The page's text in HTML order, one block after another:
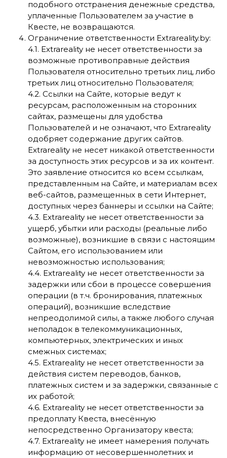
подобного отстранения денежные средства,
уплаченные Пользователем за участие в
Квесте, не возвращаются.
Ограничение ответственности Extrareality.by:
4.1. Extrareality не несет ответственности за
возможные противоправные действия
Пользователя относительно третьих лиц, либо
третьих лиц относительно Пользователя;
4.2. Ссылки на Сайте, которые ведут к
ресурсам, расположенным на сторонних
сайтах, размещены для удобства
Пользователей и не означают, что Extrareality
одобряет содержание других сайтов.
Extrareality не несет никакой ответственности
за доступность этих ресурсов и за их контент.
Это заявление относится ко всем ссылкам,
представленным на Сайте, и материалам всех
веб-сайтов, размещенных в сети Интернет,
доступных через баннеры и ссылки на Сайте;
4.3. Extrareality не несет ответственности за
ущерб, убытки или расходы (реальные либо
возможные), возникшие в связи с настоящим
Сайтом, его использованием или
невозможностью использования;
4.4. Extrareality не несет ответственности за
задержки или сбои в процессе совершения
операции (в т.ч. бронирования, платежных
операций), возникшие вследствие
непреодолимой силы, а также любого случая
неполадок в телекоммуникационных,
компьютерных, электрических и иных
смежных системах;
4.5. Extrareality не несет ответственности за
действия систем переводов, банков,
платежных систем и за задержки, связанные с
их работой;
4.6. Extrareality не несет ответственности за
предоплату Квеста, внесённую
непосредственно Организатору квеста;
4.7. Extrareality не имеет намерения получать
информацию от несовершеннолетних и